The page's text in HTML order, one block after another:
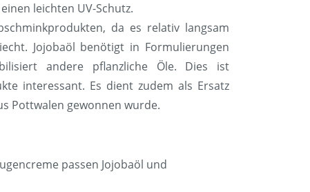
leichten UV-Schutz.
da es relativ langsam
Jojobaöl benötigt in Formulierungen
andere pflanzliche Öle. Dies ist
interessant. Es dient zudem als Ersatz
Pottwalen gewonnen wurde.
passen Jojobaöl und